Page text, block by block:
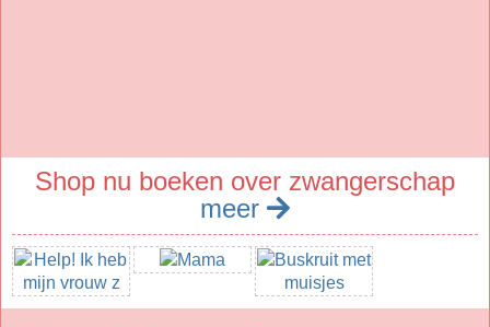
Shop nu boeken over zwangerschap
meer